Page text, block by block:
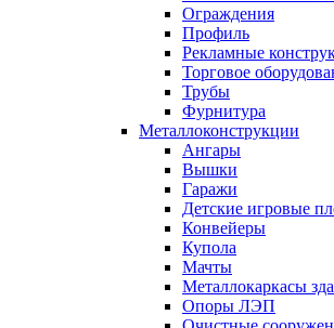
Ограждения
Профиль
Рекламные
Торговое
Трубы
Фурнитура
Металлоконструкции
Ангары
Вышки
Гаражи
Детские игровые
Конвейеры
Купола
Мачты
Металлокаркасы
Опоры ЛЭП